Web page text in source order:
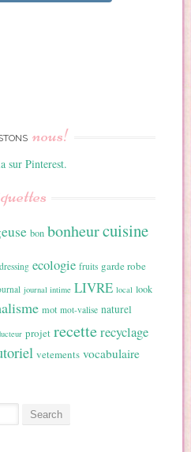
nous!
sur Pinterest.
bon bonheurcuisine
dressing ecologie fruits garde robe
journal intime LIVRE local look
mot mot-valise naturel
projet recetterecyclage
vetements vocabulaire